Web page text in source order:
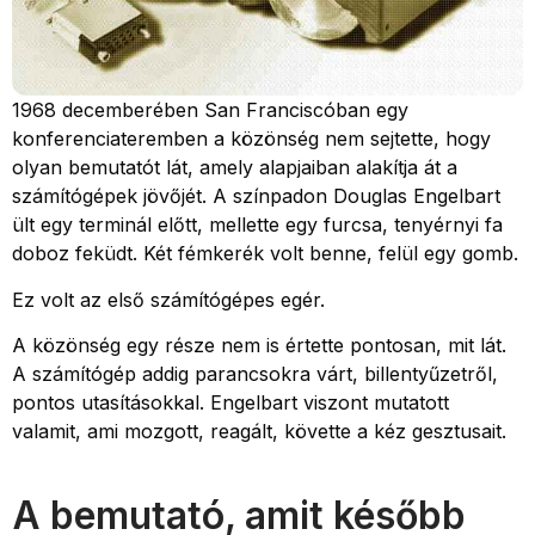
1968 decemberében San Franciscóban egy
konferenciateremben a közönség nem sejtette, hogy
olyan bemutatót lát, amely alapjaiban alakítja át a
számítógépek jövőjét. A színpadon Douglas Engelbart
ült egy terminál előtt, mellette egy furcsa, tenyérnyi fa
doboz feküdt. Két fémkerék volt benne, felül egy gomb.
Ez volt az első számítógépes egér.
A közönség egy része nem is értette pontosan, mit lát.
A számítógép addig parancsokra várt, billentyűzetről,
pontos utasításokkal. Engelbart viszont mutatott
valamit, ami mozgott, reagált, követte a kéz gesztusait.
A bemutató, amit később